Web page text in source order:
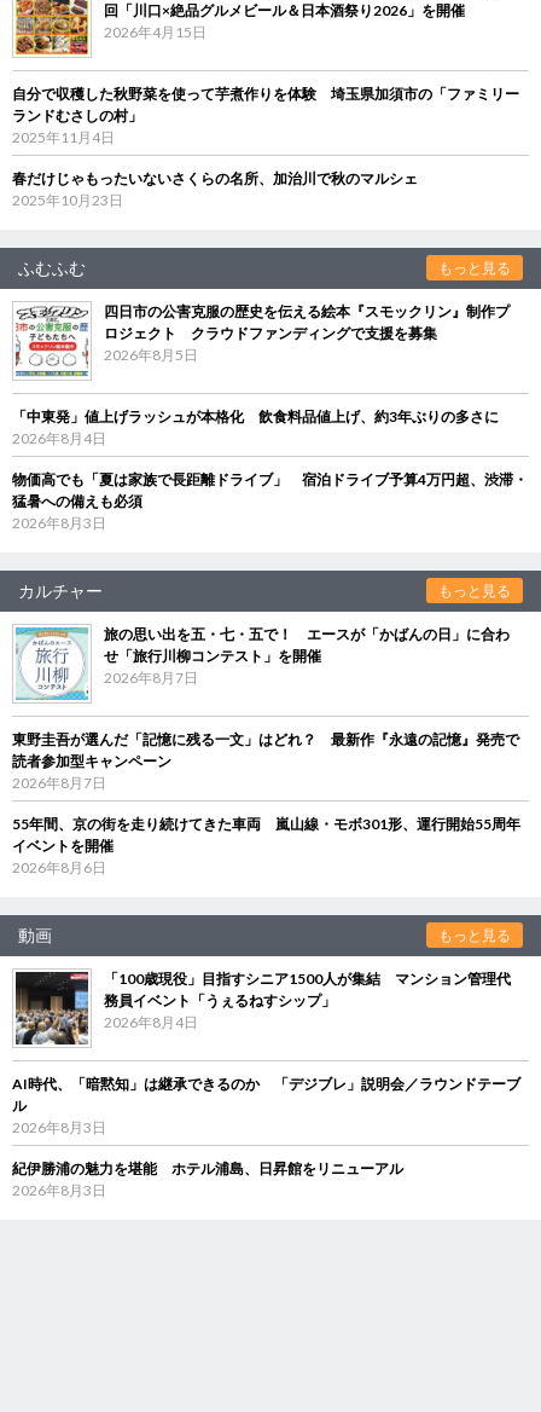
回「川口×絶品グルメビール＆日本酒祭り2026」を開催
2026年4月15日
自分で収穫した秋野菜を使って芋煮作りを体験 埼玉県加須市の「ファミリー
ランドむさしの村」
2025年11月4日
春だけじゃもったいないさくらの名所、加治川で秋のマルシェ
2025年10月23日
ふむふむ もっと見る
四日市の公害克服の歴史を伝える絵本『スモックリン』制作プ
ロジェクト クラウドファンディングで支援を募集
2026年8月5日
「中東発」値上げラッシュが本格化 飲食料品値上げ、約3年ぶりの多さに
2026年8月4日
物価高でも「夏は家族で長距離ドライブ」 宿泊ドライブ予算4万円超、渋滞・
猛暑への備えも必須
2026年8月3日
カルチャー もっと見る
旅の思い出を五・七・五で！ エースが「かばんの日」に合わ
せ「旅行川柳コンテスト」を開催
2026年8月7日
東野圭吾が選んだ「記憶に残る一文」はどれ？ 最新作『永遠の記憶』発売で
読者参加型キャンペーン
2026年8月7日
55年間、京の街を走り続けてきた車両 嵐山線・モボ301形、運行開始55周年
イベントを開催
2026年8月6日
動画 もっと見る
「100歳現役」目指すシニア1500人が集結 マンション管理代
務員イベント「うぇるねすシップ」
2026年8月4日
AI時代、「暗黙知」は継承できるのか 「デジブレ」説明会／ラウンドテーブ
ル
2026年8月3日
紀伊勝浦の魅力を堪能 ホテル浦島、日昇館をリニューアル
2026年8月3日